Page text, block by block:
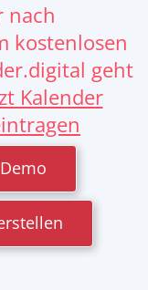
nach
kostenlosen
geht
Kalender